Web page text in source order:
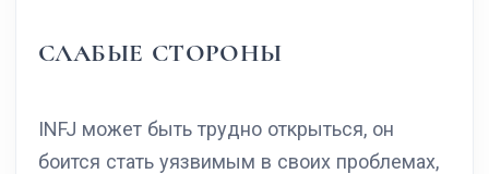
СЛАБЫЕ СТОРОНЫ
INFJ может быть трудно открыться, он
боится стать уязвимым в своих проблемах,